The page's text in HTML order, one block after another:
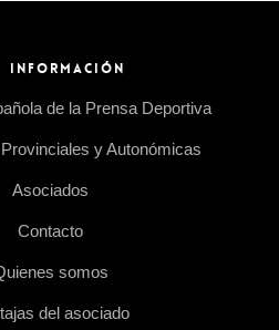
INFORMACIÓN
de la Prensa Deportiva
y Autonómicas
Asociados
Contacto
somos
del asociado